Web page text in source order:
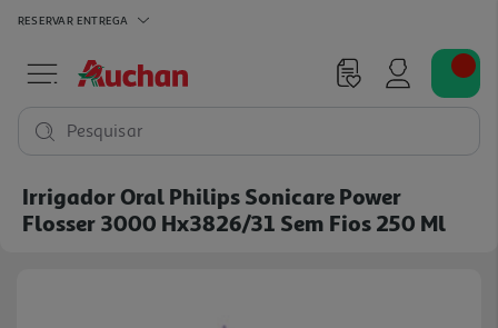
RESERVAR ENTREGA
Pesquisar
Irrigador Oral Philips Sonicare Power
Flosser 3000 Hx3826/31 Sem Fios 250 Ml